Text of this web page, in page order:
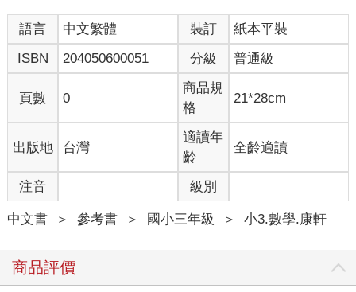
語言 中文繁體 裝訂
紙本平裝
ISBN
204050600051 分級 普通級
頁數 0
商品規
格
21*28cm
出版地 台灣
適讀年
齡
全齡適讀
注音 級別
中文書 ＞ 參考書 ＞ 國小三年級 ＞ 小3.數學.康軒
商品評價